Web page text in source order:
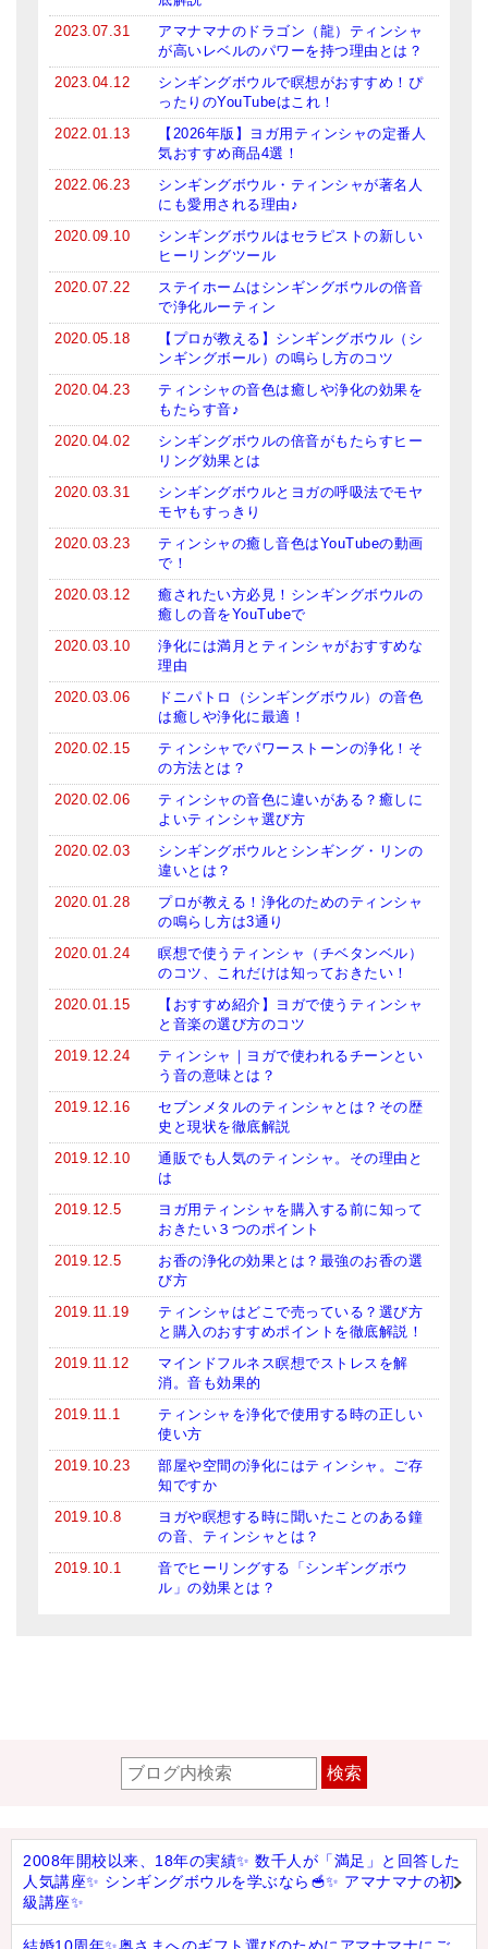
2023.07.31
アマナマナのドラゴン（龍）ティンシャ
が高いレベルのパワーを持つ理由とは？
2023.04.12
シンギングボウルで瞑想がおすすめ！ぴ
ったりのYouTubeはこれ！
2022.01.13
【2026年版】ヨガ用ティンシャの定番人
気おすすめ商品4選！
2022.06.23
シンギングボウル・ティンシャが著名人
にも愛用される理由♪
2020.09.10
シンギングボウルはセラピストの新しい
ヒーリングツール
2020.07.22
ステイホームはシンギングボウルの倍音
で浄化ルーティン
2020.05.18
【プロが教える】シンギングボウル（シ
ンギングボール）の鳴らし方のコツ
2020.04.23
ティンシャの音色は癒しや浄化の効果を
もたらす音♪
2020.04.02
シンギングボウルの倍音がもたらすヒー
リング効果とは
2020.03.31
シンギングボウルとヨガの呼吸法でモヤ
モヤもすっきり
2020.03.23
ティンシャの癒し音色はYouTubeの動画
で！
2020.03.12
癒されたい方必見！シンギングボウルの
癒しの音をYouTubeで
2020.03.10
浄化には満月とティンシャがおすすめな
理由
2020.03.06
ドニパトロ（シンギングボウル）の音色
は癒しや浄化に最適！
2020.02.15
ティンシャでパワーストーンの浄化！そ
の方法とは？
2020.02.06
ティンシャの音色に違いがある？癒しに
よいティンシャ選び方
2020.02.03
シンギングボウルとシンギング・リンの
違いとは？
2020.01.28
プロが教える！浄化のためのティンシャ
の鳴らし方は3通り
2020.01.24
瞑想で使うティンシャ（チベタンベル）
のコツ、これだけは知っておきたい！
2020.01.15
【おすすめ紹介】ヨガで使うティンシャ
と音楽の選び方のコツ
2019.12.24
ティンシャ｜ヨガで使われるチーンとい
う音の意味とは？
2019.12.16
セブンメタルのティンシャとは？その歴
史と現状を徹底解説
2019.12.10
通販でも人気のティンシャ。その理由と
は
2019.12.5
ヨガ用ティンシャを購入する前に知って
おきたい３つのポイント
2019.12.5
お香の浄化の効果とは？最強のお香の選
び方
2019.11.19
ティンシャはどこで売っている？選び方
と購入のおすすめポイントを徹底解説！
2019.11.12
マインドフルネス瞑想でストレスを解
消。音も効果的
2019.11.1
ティンシャを浄化で使用する時の正しい
使い方
2019.10.23
部屋や空間の浄化にはティンシャ。ご存
知ですか
2019.10.8
ヨガや瞑想する時に聞いたことのある鐘
の音、ティンシャとは？
2019.10.1
音でヒーリングする「シンギングボウ
ル」の効果とは？
検索
2008年開校以来、18年の実績✨ 数千人が「満足」と回答した
人気講座✨ シンギングボウルを学ぶなら🥣✨ アマナマナの初
級講座✨